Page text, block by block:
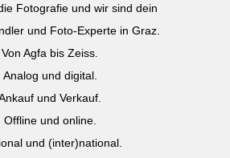
Fotografie und wir sind dein
und Foto-Experte in Graz.
Von Agfa bis Zeiss.
Analog und digital.
und Verkauf.
Offline und online.
und (inter)national.